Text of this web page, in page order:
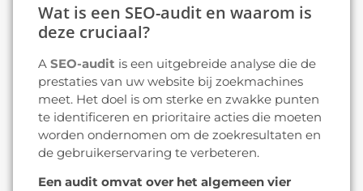
Wat is een SEO-audit en waarom is
deze cruciaal?
A SEO-audit is een uitgebreide analyse die de
prestaties van uw website bij zoekmachines
meet. Het doel is om sterke en zwakke punten
te identificeren en prioritaire acties die moeten
worden ondernomen om de zoekresultaten en
de gebruikerservaring te verbeteren.
Een audit omvat over het algemeen vier